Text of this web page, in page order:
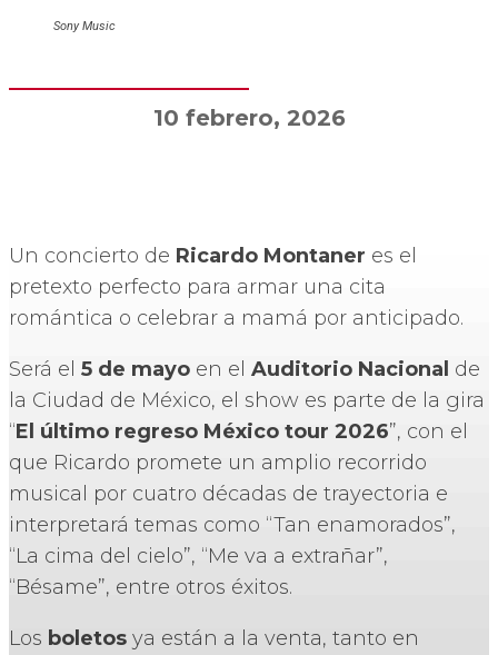
Sony Music
10 febrero, 2026
Un concierto de Ricardo Montaner es el
pretexto perfecto para armar una cita
romántica o celebrar a mamá por anticipado.
Será el 5 de mayo en el Auditorio Nacional de
la Ciudad de México, el show es parte de la gira
“El último regreso México tour 2026”, con el
que Ricardo promete un amplio recorrido
musical por cuatro décadas de trayectoria e
interpretará temas como “Tan enamorados”,
“La cima del cielo”, “Me va a extrañar”,
“Bésame”, entre otros éxitos.
Los boletos ya están a la venta, tanto en